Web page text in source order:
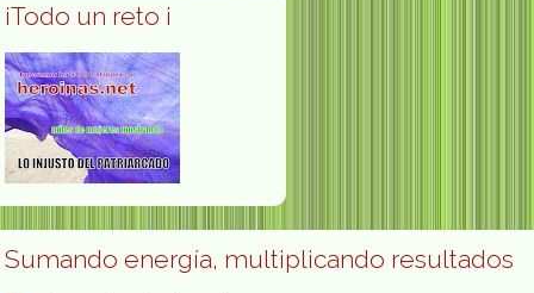
¡Todo un reto ¡
Sumando energía, multiplicando resultados